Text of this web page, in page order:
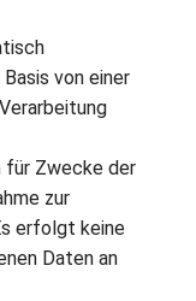
von einer
für Zwecke der
zur
erfolgt keine
Daten an